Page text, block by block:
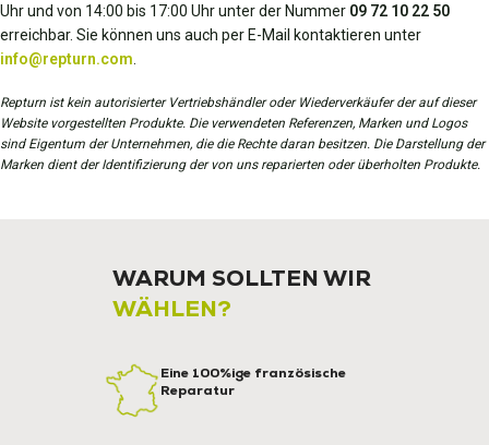
Uhr und von 14:00 bis 17:00 Uhr unter der Nummer 09 72 10 22 50
erreichbar. Sie können uns auch per E-Mail kontaktieren unter
info@repturn.com
Repturn ist kein autorisierter Vertriebshändler oder Wiederverkäufer der auf dieser
Website vorgestellten Produkte. Die verwendeten Referenzen, Marken und Logos
sind Eigentum der Unternehmen, die die Rechte daran besitzen. Die Darstellung der
Marken dient der Identifizierung der von uns reparierten oder überholten Produkte.
WARUM SOLLTEN WIR
WÄHLEN?
Eine 100%ige französische
Reparatur